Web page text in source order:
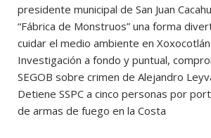
presidente municipal de San Juan
“Fábrica de Monstruos” una forma
cuidar el medio ambiente en Xoxocotlán
Investigación a fondo y puntual,
SEGOB sobre crimen de Alejandro
Detiene SSPC a cinco personas por
de armas de fuego en la Costa